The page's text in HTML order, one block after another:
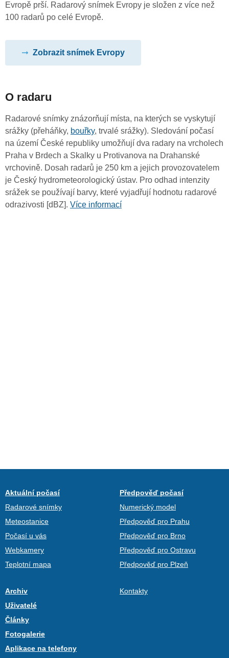
Evropě prší. Radarový snímek Evropy je složen z více než
100 radarů po celé Evropě.
Zobrazit snímek Evropy
O radaru
Radarové snímky znázorňují místa, na kterých se vyskytují
srážky (přeháňky, bouřky, trvalé srážky). Sledování počasí
na území České republiky umožňují dva radary na vrcholech
Praha v Brdech a Skalky u Protivanova na Drahanské
vrchovině. Dosah radarů je 250 km a jejich provozovatelem
je Český hydrometeorologický ústav. Pro odhad intenzity
srážek se používají barvy, které vyjadřují hodnotu radarové
odrazivosti [dBZ]. Více informací
Aktuální počasí
Radarové snímky
Meteostanice
Počasí u vás
Webkamery
Teplotní mapa
Předpověď počasí
Numerický model
Předpověď pro Prahu
Předpověď pro Brno
Předpověď pro Ostravu
Předpověď pro Plzeň
Archiv
Uživatelé
Články
Fotogalerie
Aplikace na telefony
Kontakty